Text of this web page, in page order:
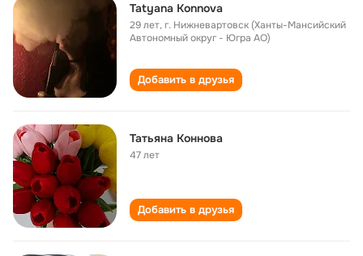
Tatyana Konnova
29 лет,г. Нижневартовск (Ханты-Мансийский
Автономный округ - Югра АО)
Добавить в друзья
Татьяна Коннова
47 лет
Добавить в друзья